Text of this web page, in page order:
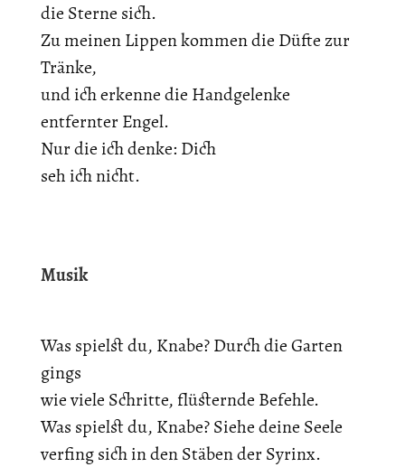
die Sterne sich.
Zu meinen Lippen kommen die Düfte zur
Tränke,
und ich erkenne die Handgelenke
entfernter Engel.
Nur die ich denke: Dich
seh ich nicht.
Musik
Was spielst du, Knabe? Durch die Garten
gings
wie viele Schritte, flüsternde Befehle.
Was spielst du, Knabe? Siehe deine Seele
verfing sich in den Stäben der Syrinx.